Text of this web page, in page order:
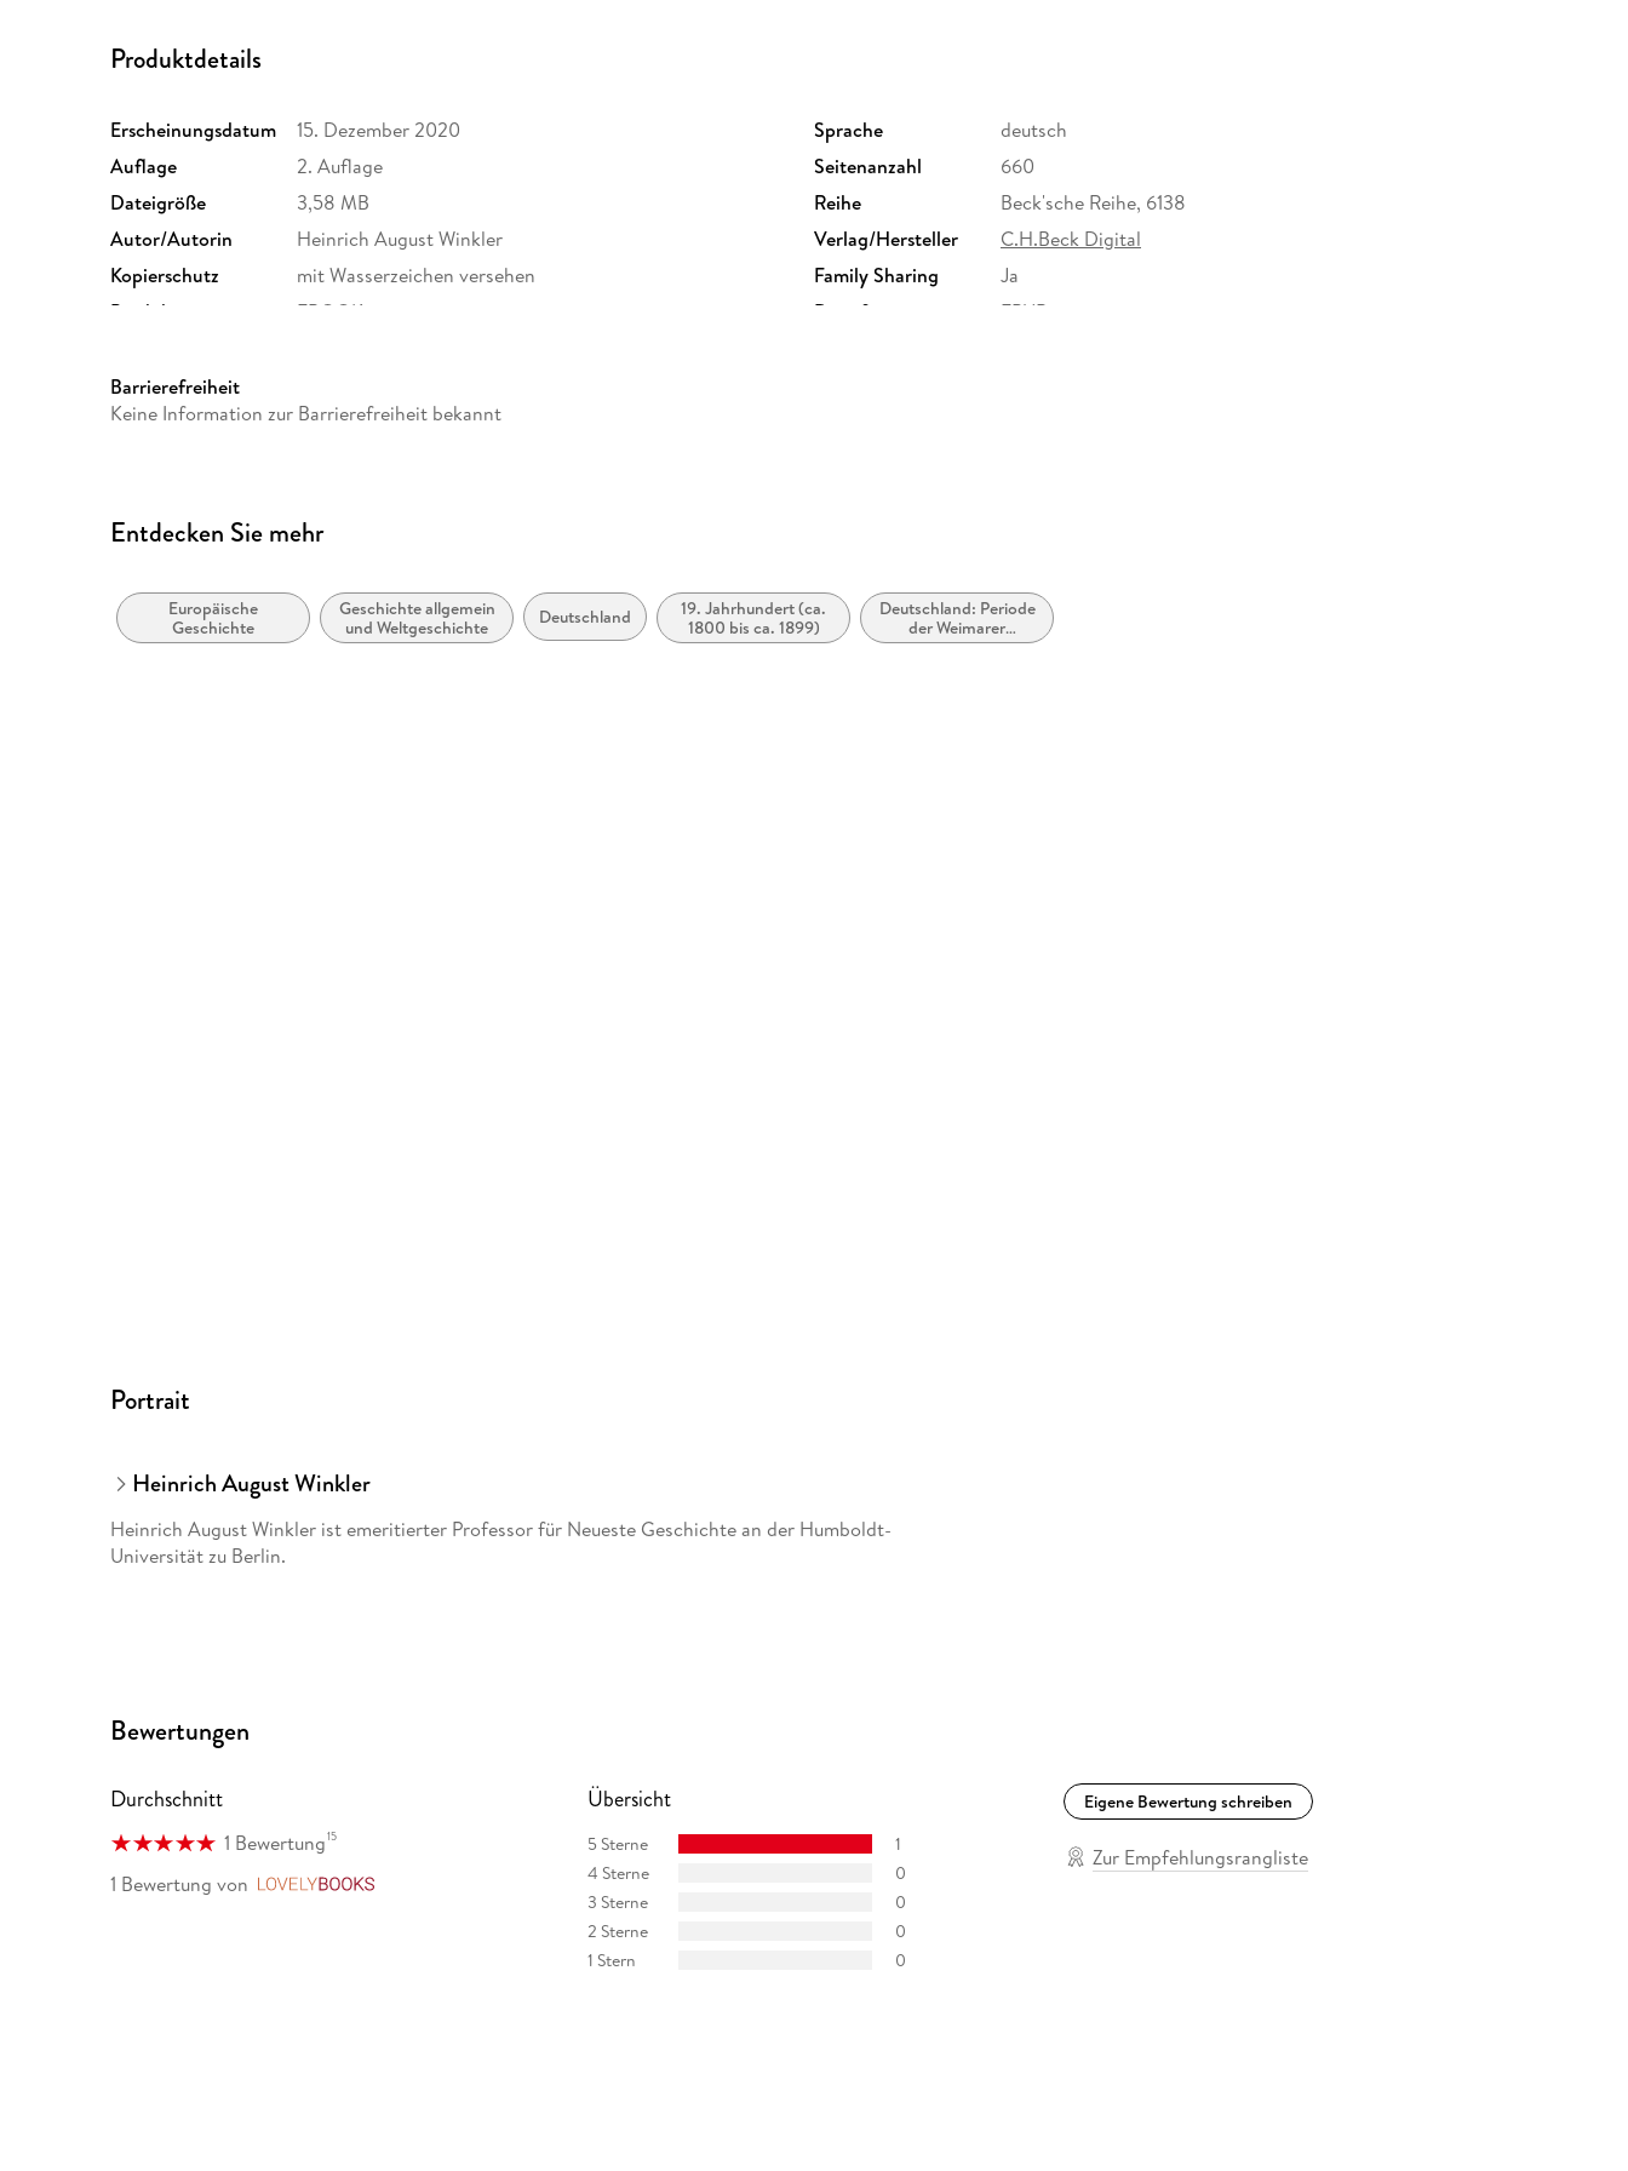
Produktdetails
Erscheinungsdatum 15. Dezember 2020 Sprache
deutsch
Auflage
2. Auflage Seitenanzahl
660
Dateigröße
3,58 MB Reihe
Beck'sche Reihe, 6138
Autor/Autorin
Heinrich August Winkler Verlag/Hersteller
C.H.Beck Digital
Kopierschutz
mit Wasserzeichen versehen Family Sharing
Ja
Produktart
EBOOK Dateiformat
EPUB
Barrierefreiheit
Keine Information zur Barrierefreiheit bekannt
Entdecken Sie mehr
Europäische
Geschichte
Geschichte allgemein
und Weltgeschichte
Deutschland
19. Jahrhundert (ca.
1800 bis ca. 1899)
Deutschland: Periode
der Weimarer
Republik (1918 bis
Portrait
Heinrich August Winkler
Heinrich August Winkler ist emeritierter Professor für Neueste Geschichte an der Humboldt-
Universität zu Berlin.
Bewertungen
Durchschnitt
1 Bewertung15
1 Bewertung von
Übersicht
5 Sterne
1
4 Sterne
0
3 Sterne
0
2 Sterne
0
1 Stern
0
Eigene Bewertung schreiben
Zur Empfehlungsrangliste